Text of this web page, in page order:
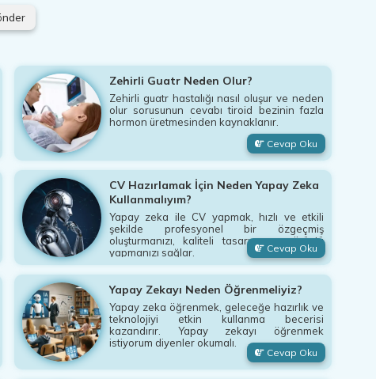
Zehirli Guatr Neden Olur?
Zehirli guatr hastalığı nasıl oluşur ve neden
olur sorusunun cevabı tiroid bezinin fazla
hormon üretmesinden kaynaklanır.
Cevap Oku
CV Hazırlamak İçin Neden Yapay Zeka
Kullanmalıyım?
Yapay zeka ile CV yapmak, hızlı ve etkili
şekilde profesyonel bir özgeçmiş
oluşturmanızı, kaliteli tasarım ve görüntü
yapmanızı sağlar.
Cevap Oku
Yapay Zekayı Neden Öğrenmeliyiz?
Yapay zeka öğrenmek, geleceğe hazırlık ve
teknolojiyi etkin kullanma becerisi
kazandırır. Yapay zekayı öğrenmek
istiyorum diyenler okumalı.
Cevap Oku